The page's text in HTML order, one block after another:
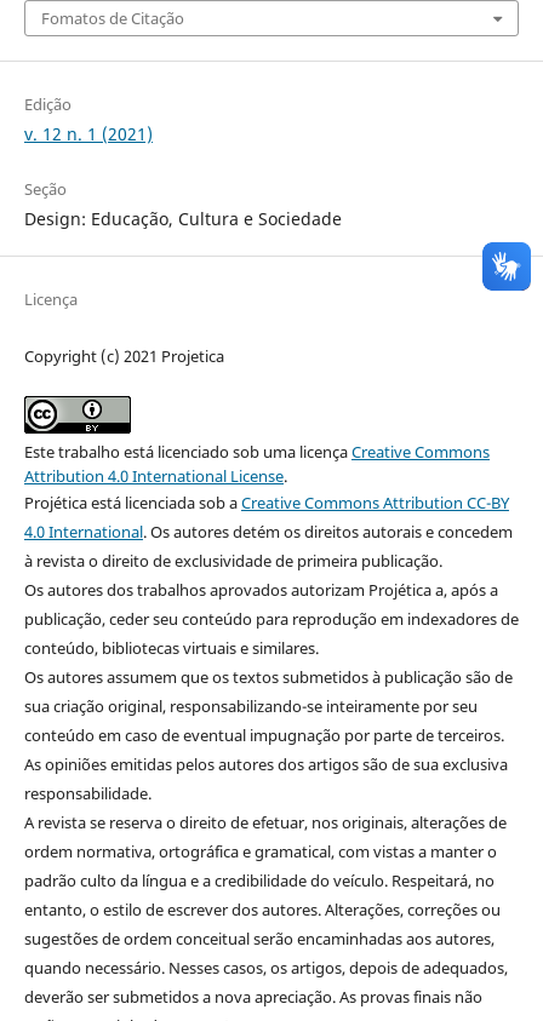
Fomatos de Citação
Edição
v. 12 n. 1 (2021)
Seção
Design: Educação, Cultura e Sociedade
Licença
Copyright (c) 2021 Projetica
Este trabalho está licenciado sob uma licençaCreative Commons
Attribution 4.0 International License.
Projética está licenciada sob aCreative Commons Attribution CC-BY
4.0 International. Os autores detém os direitos autorais e concedem
à revista o direito de exclusividade de primeira publicação.
Os autores dos trabalhos aprovados autorizam Projética a, após a
publicação, ceder seu conteúdo para reprodução em indexadores de
conteúdo, bibliotecas virtuais e similares.
Os autores assumem que os textos submetidos à publicação são de
sua criação original, responsabilizando-se inteiramente por seu
conteúdo em caso de eventual impugnação por parte de terceiros.
As opiniões emitidas pelos autores dos artigos são de sua exclusiva
responsabilidade.
A revista se reserva o direito de efetuar, nos originais, alterações de
ordem normativa, ortográfica e gramatical, com vistas a manter o
padrão culto da língua e a credibilidade do veículo. Respeitará, no
entanto, o estilo de escrever dos autores. Alterações, correções ou
sugestões de ordem conceitual serão encaminhadas aos autores,
quando necessário. Nesses casos, os artigos, depois de adequados,
deverão ser submetidos a nova apreciação. As provas finais não